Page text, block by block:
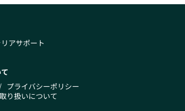
アサポート
/ プライバシーポリシー
り扱いについて